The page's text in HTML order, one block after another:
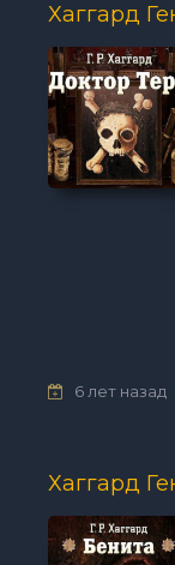
Хаггард
6 лет назад
Хаггард